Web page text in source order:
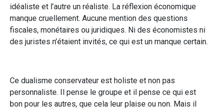
idéaliste et l’autre un réaliste. La réflexion économique
manque cruellement. Aucune mention des questions
fiscales, monétaires ou juridiques. Ni des économistes ni
des juristes n’étaient invités, ce qui est un manque certain.
Ce dualisme conservateur est holiste et non pas
personnaliste. Il pense le groupe et il pense ce qui est
bon pour les autres, que cela leur plaise ou non. Mais il